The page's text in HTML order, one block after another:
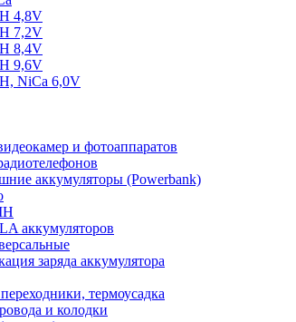
4,8V
7,2V
8,4V
9,6V
NiCa 6,0V
и фотоаппаратов
аккумуляторы (Powerbank)
аккумуляторов
заряда аккумулятора
термоусадка
и колодки